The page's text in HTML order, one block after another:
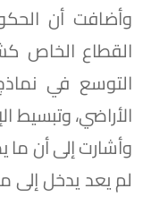
وأضافت أن
القطاع الخاص
التوسع في
الأراضي، وتبسيط
وأشارت إلى أن ما
لم يعد يدخل إلى